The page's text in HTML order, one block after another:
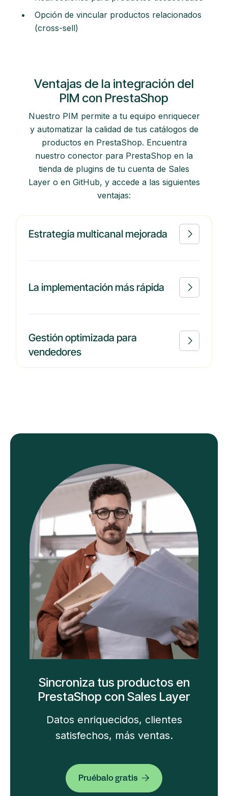
Opción de vincular productos relacionados
(cross-sell)
Ventajas de la integración del
PIM con PrestaShop
Nuestro PIM permite a tu equipo enriquecer
y automatizar la calidad de tus catálogos de
productos en PrestaShop. Encuentra
nuestro conector para PrestaShop en la
tienda de plugins de tu cuenta de Sales
Layer o en GitHub, y accede a las siguientes
ventajas:
Estrategia multicanal mejorada 
La implementación más rápida 
Gestión optimizada para
vendedores

Sincroniza tus productos en
PrestaShop con Sales Layer
Datos enriquecidos, clientes
satisfechos, más ventas.
Pruébalo gratis 